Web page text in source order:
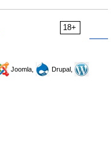
18+
Joomla,
Drupal,